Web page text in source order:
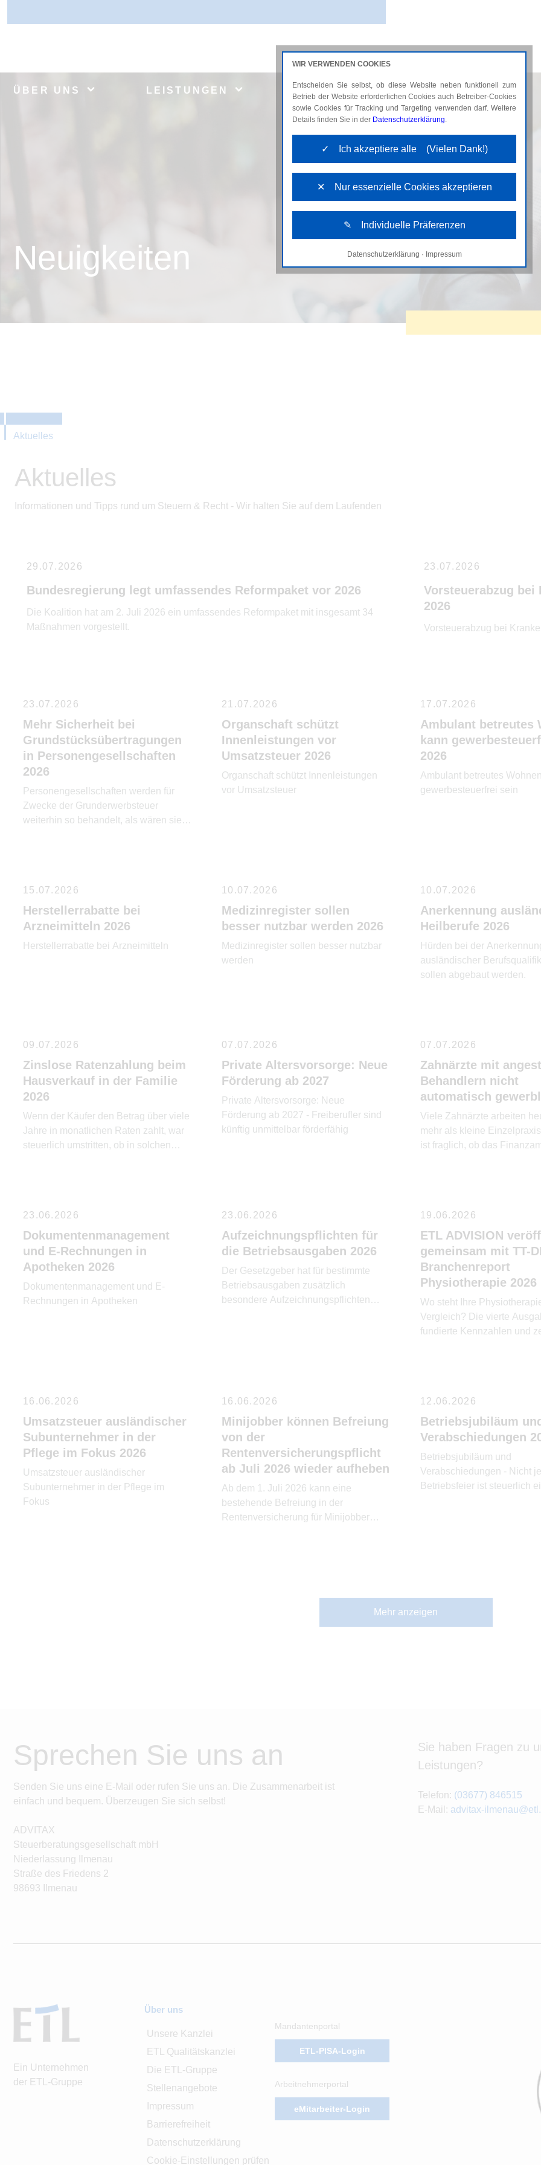
ÜBER UNS LEISTUNGEN AKTUELLES KARRIERE
Neuigkeiten
Aktuelles
Aktuelles
Informationen und Tipps rund um Steuern & Recht - Wir halten Sie auf dem Laufenden
29.07.2026
Bundesregierung legt umfassendes Reformpaket vor 2026
Die Koalition hat am 2. Juli 2026 ein umfassendes Reformpaket mit insgesamt 34
Maßnahmen vorgestellt.
23.07.2026
Vorsteuerabzug
2026
Vorsteuerabzug bei
23.07.2026
Mehr Sicherheit bei
Grundstücksübertragungen
in Personengesellschaften
2026
Personengesellschaften werden für
Zwecke der Grunderwerbsteuer
weiterhin so behandelt, als wären sie
21.07.2026
Organschaft schützt
Innenleistungen vor
Umsatzsteuer 2026
Organschaft schützt Innenleistungen
vor Umsatzsteuer
17.07.2026
Ambulant betreutes
kann
2026
Ambulant betreutes
gewerbesteuerfrei sein
15.07.2026
Herstellerrabatte bei
Arzneimitteln 2026
Herstellerrabatte bei Arzneimitteln
10.07.2026
Medizinregister sollen
besser nutzbar werden 2026
Medizinregister sollen besser nutzbar
werden
10.07.2026
Anerkennung
Heilberufe 2026
Hürden bei der
ausländischer
sollen abgebaut werden.
09.07.2026
Zinslose Ratenzahlung beim
Hausverkauf in der Familie
2026
Wenn der Käufer den Betrag über viele
Jahre in monatlichen Raten zahlt, war
steuerlich umstritten, ob in solchen
07.07.2026
Private Altersvorsorge: Neue
Förderung ab 2027
Private Altersvorsorge: Neue
Förderung ab 2027 - Freiberufler sind
künftig unmittelbar förderfähig
07.07.2026
Zahnärzte mit
Behandlern nicht
automatisch
Viele Zahnärzte arbeiten
mehr als kleine
ist fraglich, ob das
23.06.2026
Dokumentenmanagement
und E-Rechnungen in
Apotheken 2026
Dokumentenmanagement und E-
Rechnungen in Apotheken
23.06.2026
Aufzeichnungspflichten für
die Betriebsausgaben 2026
Der Gesetzgeber hat für bestimmte
Betriebsausgaben zusätzlich
besondere Aufzeichnungspflichten
19.06.2026
ETL ADVISION
gemeinsam mit TT-
Branchenreport
Physiotherapie 2026
Wo steht Ihre
Vergleich? Die vierte
fundierte Kennzahlen und
16.06.2026
Umsatzsteuer ausländischer
Subunternehmer in der
Pflege im Fokus 2026
Umsatzsteuer ausländischer
Subunternehmer in der Pflege im
Fokus
16.06.2026
Minijobber können Befreiung
von der
Rentenversicherungspflicht
ab Juli 2026 wieder aufheben
Ab dem 1. Juli 2026 kann eine
bestehende Befreiung in der
Rentenversicherung für Minijobber
12.06.2026
Betriebsjubiläum und
Verabschiedungen
Betriebsjubiläum und
Verabschiedungen - Nicht
Betriebsfeier ist steuerlich
Mehr anzeigen
Sprechen Sie uns an
Senden Sie uns eine E-Mail oder rufen Sie uns an. Die Zusammenarbeit ist
einfach und bequem. Überzeugen Sie sich selbst!
ADVITAX
Steuerberatungsgesellschaft mbH
Niederlassung Ilmenau
Straße des Friedens 2
98693 Ilmenau
Sie haben Fragen zu
Leistungen?
Telefon: (03677) 846515
E-Mail: advitax-
Ein Unternehmen
der ETL-Gruppe
Über uns
Unsere Kanzlei
ETL Qualitätskanzlei
Die ETL-Gruppe
Stellenangebote
Impressum
Barrierefreiheit
Datenschutzerklärung
Cookie-Einstellungen prüfen
Mandantenportal
ETL-PISA-Login
Arbeitnehmerportal
eMitarbeiter-Login
WIR VERWENDEN COOKIES
Entscheiden Sie selbst, ob diese Website neben funktionell zum
Betrieb der Website erforderlichen Cookies auch Betreiber-Cookies
sowie Cookies für Tracking und Targeting verwenden darf. Weitere
Details finden Sie in der Datenschutzerklärung.
✓ Ich akzeptiere alle (Vielen Dank!)
✕ Nur essenzielle Cookies akzeptieren
✎ Individuelle Präferenzen
Notwendige Cookies
Datenschutzerklärung · Impressum